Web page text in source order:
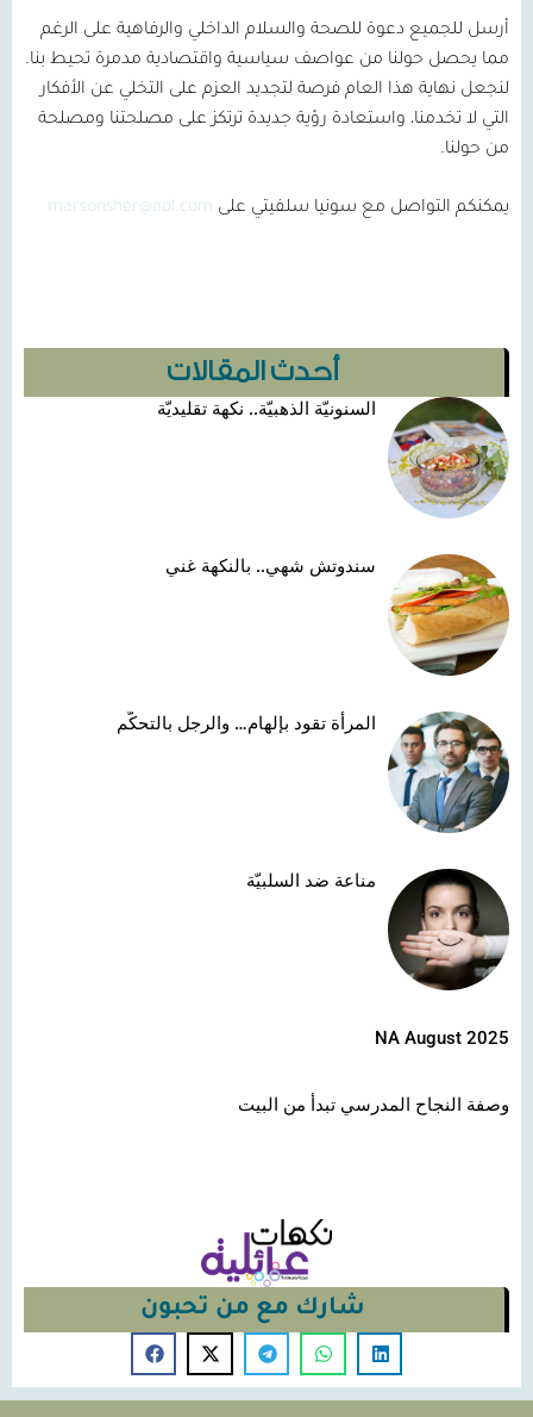
أحدث المقالات
السنونيّة الذهبيّة.. نكهة تقليديّة
سندوتش شهي.. بالنكهة غني
المرأة تقود بإلهام… والرجل بالتحكّم
مناعة ضد السلبيّة
NA August 2025
وصفة النجاح المدرسي تبدأ من البيت
شارك مع من تحبون
أرسل للجميع دعوة للصحة والسلام الداخلي والرفاهية على الرغم
مما يحصل حولنا من عواصف سياسية واقتصادية مدمرة تحيط بنا.
لنجعل نهاية هذا العام فرصة لتجديد العزم على التخلي عن الأفكار
التي لا تخدمنا، واستعادة رؤية جديدة ترتكز على مصلحتنا ومصلحة
من حولنا.
يمكنكم التواصل مع سونيا سلفيتي على marsonsher@aol.com